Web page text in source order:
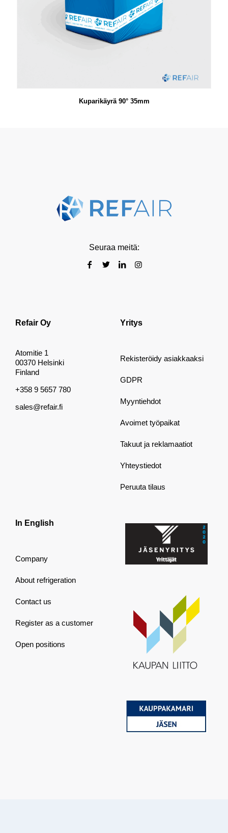
Kuparikäyrä 90° 35mm
Seuraa meitä:
Refair Oy
Atomitie 1
00370 Helsinki
Finland
+358 9 5657 780
sales@refair.fi
Yritys
Rekisteröidy asiakkaaksi
GDPR
Myyntiehdot
Avoimet työpaikat
Takuut ja reklamaatiot
Yhteystiedot
Peruuta tilaus
In English
Company
About refrigeration
Contact us
Register as a customer
Open positions